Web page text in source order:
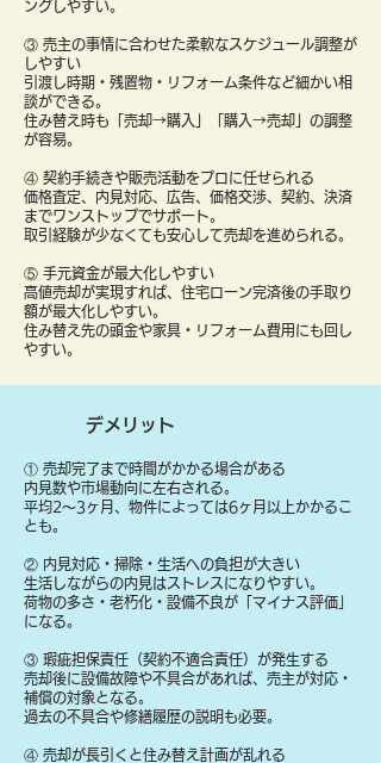
ングしやすい。
③ 売主の事情に合わせた柔軟なスケジュール調整が
しやすい
引渡し時期・残置物・リフォーム条件など細かい相
談ができる。
住み替え時も「売却→購入」「購入→売却」の調整
が容易。
④ 契約手続きや販売活動をプロに任せられる
価格査定、内見対応、広告、価格交渉、契約、決済
までワンストップでサポート。
取引経験が少なくても安心して売却を進められる。
⑤ 手元資金が最大化しやすい
高値売却が実現すれば、住宅ローン完済後の手取り
額が最大化しやすい。
住み替え先の頭金や家具・リフォーム費用にも回し
やすい。
デメリット
① 売却完了まで時間がかかる場合がある
内見数や市場動向に左右される。
平均2〜3ヶ月、物件によっては6ヶ月以上かかるこ
とも。
② 内見対応・掃除・生活への負担が大きい
生活しながらの内見はストレスになりやすい。
荷物の多さ・老朽化・設備不良が「マイナス評価」
になる。
③ 瑕疵担保責任（契約不適合責任）が発生する
売却後に設備故障や不具合があれば、売主が対応・
補償の対象となる。
過去の不具合や修繕履歴の説明も必要。
④ 売却が長引くと住み替え計画が乱れる